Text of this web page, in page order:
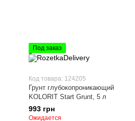
Под заказ
Код товара: 124205
Грунт глубокопроникающий
KOLORIT Start Grunt, 5 л
993 грн
Ожидается